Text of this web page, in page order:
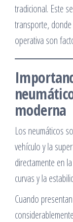
tradicional. Este
transporte,
operativa son
moderna
Los neumáticos
vehículo y la
directamente en
curvas y la
Cuando